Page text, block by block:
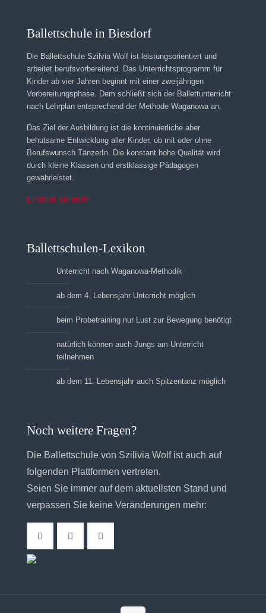
Ballettschule in Biesdorf
Die Ballettschule Szilvia Wolf ist leistungsorientiert und
arbeitet berufsvorbereitend. Das Unterrichtsprogramm für
Kinder ab vier Jahren beginnt mit einer zweijährigen
Vorbereitungsphase. Dem schließt sich der Ballettunterricht
nach Lehrplan entsprechend der Methode Waganowa an.
Das Ziel der Ausbildung ist die kontinuierliche aber
behutsame Entwicklung aller Kinder, ob mit oder ohne
Berufswunsch TänzerIn. Die konstant hohe Qualität wird
durch kleine Klassen und erstklassige Pädagogen
gewährleistet.
Erfahren Sie mehr
Ballettschulen-Lexikon
Unterricht nach Waganowa-Methodik
ab dem 4. Lebensjahr Unterricht möglich
beim Probetraining nur Lust zur Bewegung benötigt
natürlich können auch Jungs am Unterricht
teilnehmen
ab dem 11. Lebensjahr auch Spitzentanz möglich
Noch weitere Fragen?
Die Ballettschule von Szilivia Wolf ist auch auf
folgenden Plattformen vertreten.
Seien Sie immer auf dem aktuellsten Stand und
verpassen Sie keine Veränderungen mehr: